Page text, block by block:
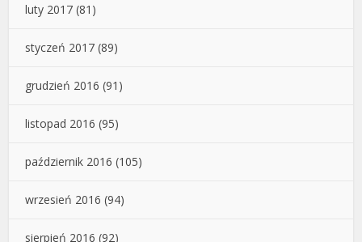
luty 2017 (81)
styczeń 2017 (89)
grudzień 2016 (91)
listopad 2016 (95)
październik 2016 (105)
wrzesień 2016 (94)
sierpień 2016 (92)